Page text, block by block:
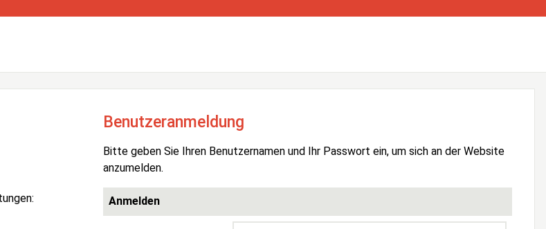
Benutzeranmeldung
Bitte geben Sie Ihren Benutzernamen und Ihr Passwort ein, um sich an der Website
anzumelden.
Anmelden